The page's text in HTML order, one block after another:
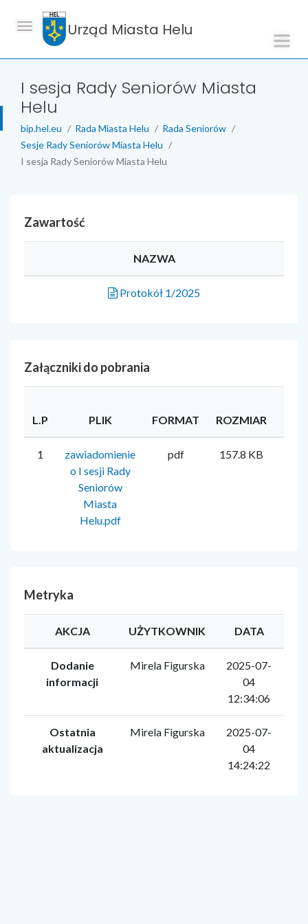
Urząd Miasta Helu
I sesja Rady Seniorów Miasta
Helu
bip.hel.eu Rada Miasta Helu
Rada Seniorów
Sesje Rady Seniorów Miasta Helu
I sesja Rady Seniorów Miasta Helu
Zawartość
NAZWA
Protokół 1/2025
Załączniki do pobrania
L.P PLIK FORMAT ROZMIAR
1
zawiadomienie
o I sesji Rady
Seniorów
Miasta
Helu.pdf
pdf 157.8 KB
Metryka
AKCJA UŻYTKOWNIK DATA
Dodanie
informacji
Mirela Figurska
2025-07-
04
12:34:06
Ostatnia
aktualizacja
Mirela Figurska
2025-07-
04
14:24:22